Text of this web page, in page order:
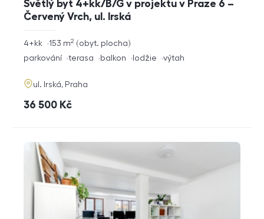
Světlý byt 4+kk/B/G v projektu v Praze 6 –
Červený Vrch, ul. Irská
rozměry
4+kk obyt. plocha
153 m2
funkce
parkování terasa balkon lodžie výtah
adresa
ul. Irská, Praha
cena
36 500 Kč